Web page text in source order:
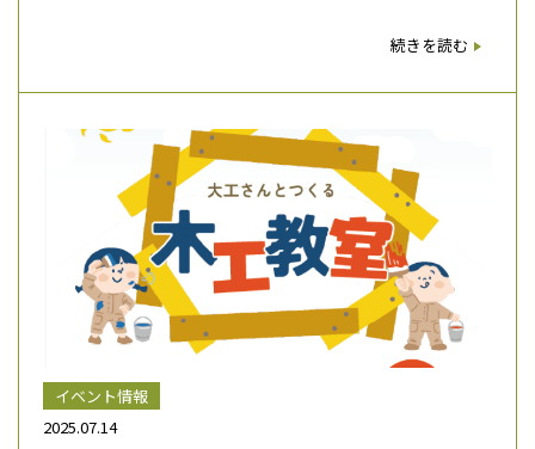
続きを読む
イベント情報
2025.07.14